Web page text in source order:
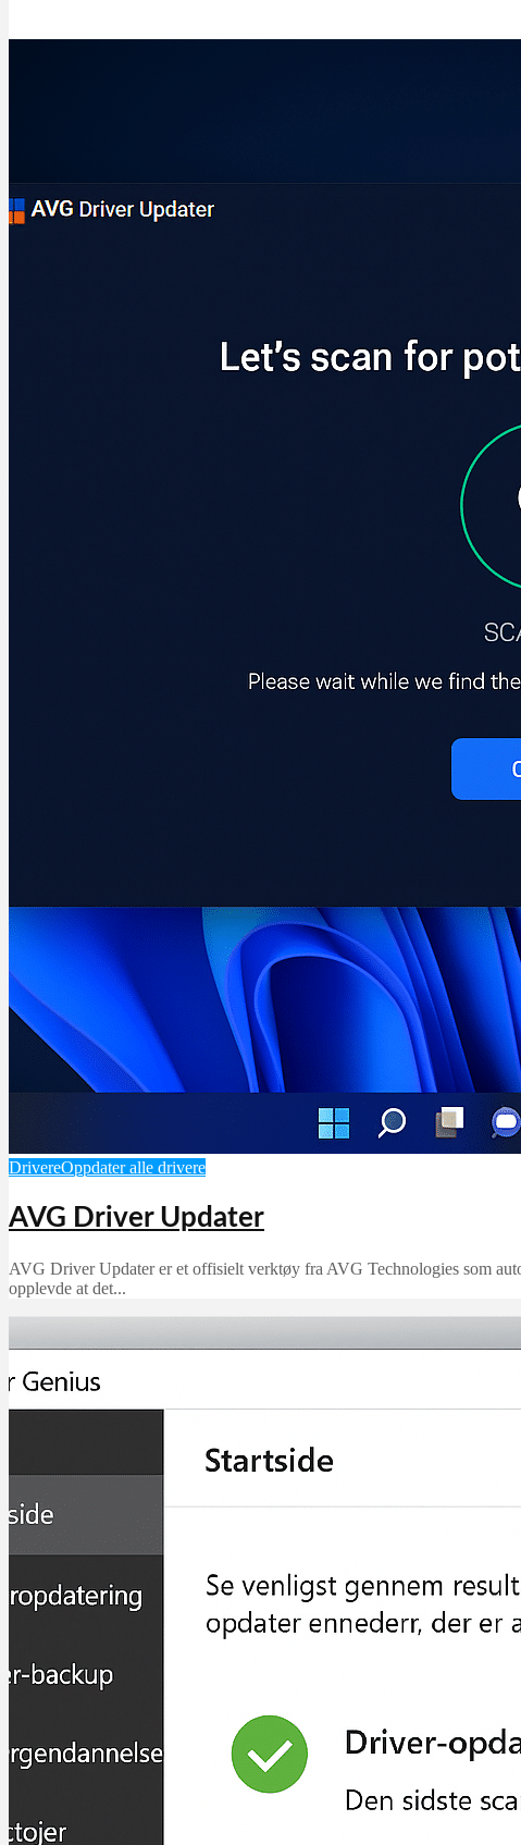
DrivereOppdater alle drivere
AVG Driver Updater
AVG Driver Updater er et offisielt verktøy fra AVG Technologies som
opplevde at det...